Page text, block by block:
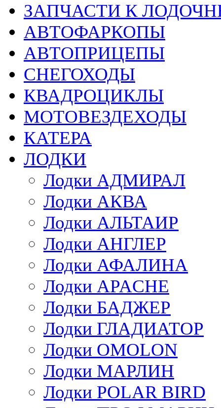
ЗАПЧАСТИ К
АВТОФАРКОПЫ
АВТОПРИЦЕПЫ
СНЕГОХОДЫ
КВАДРОЦИКЛЫ
МОТОВЕЗДЕХОДЫ
КАТЕРА
ЛОДКИ
Лодки АДМИРАЛ
Лодки АКВА
Лодки АЛЬТАИР
Лодки АНГЛЕР
Лодки АФАЛИНА
Лодки APACHE
Лодки БАДЖЕР
Лодки ГЛАДИАТОР
Лодки OMOLON
Лодки МАРЛИН
Лодки POLAR BIRD